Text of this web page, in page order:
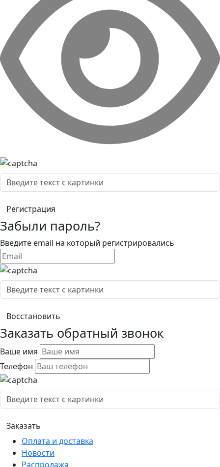
Забыли пароль?
Введите email на который регистрировались
Заказать обратный звонок
Ваше имя
Телефон
Оплата и доставка
Новости
Распродажа